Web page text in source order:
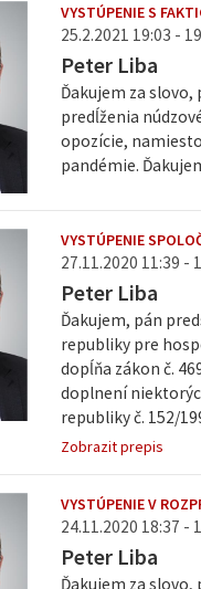
VYSTÚPENIE S
25.2.2021 19:03 -
Peter Liba
Ďakujem za
predĺženia
opozície,
pandémie.
VYSTÚPENIE
27.11.2020 11:39 -
Peter Liba
Ďakujem, pán
republiky pre
dopĺňa zákon č.
doplnení
republiky č. 152/
Zobrazit prepis
VYSTÚPENIE V
24.11.2020 18:37 -
Peter Liba
Ďakujem za